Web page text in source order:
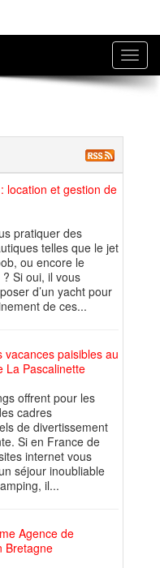
location et gestion de
pratiquer des
telles que le jet
ou encore le
Si oui, il vous
d’un yacht pour
de ces...
vacances paisibles au
La Pascalinette
offrent pour les
cadres
de divertissement
Si en France de
internet vous
séjour inoubliable
il...
Agence de
Bretagne